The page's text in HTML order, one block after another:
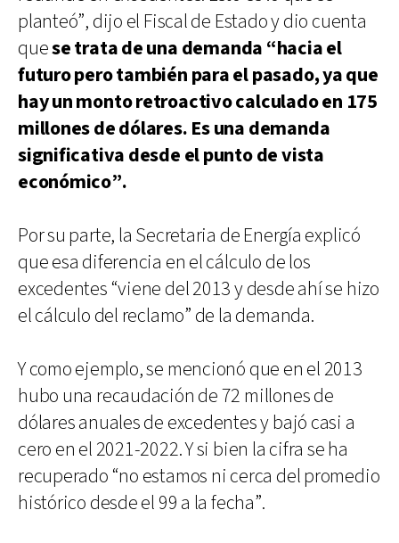
planteó”, dijo el Fiscal de Estado y dio cuenta
quese trata de una demanda “hacia el
futuro pero también para el pasado, ya que
hay un monto retroactivo calculado en 175
millones de dólares. Es una demanda
significativa desde el punto de vista
económico”.
Por su parte, la Secretaria de Energía explicó
que esa diferencia en el cálculo de los
excedentes “viene del 2013 y desde ahí se hizo
el cálculo del reclamo” de la demanda.
Y como ejemplo, se mencionó que en el 2013
hubo una recaudación de 72 millones de
dólares anuales de excedentes y bajó casi a
cero en el 2021-2022. Y si bien la cifra se ha
recuperado “no estamos ni cerca del promedio
histórico desde el 99 a la fecha”.